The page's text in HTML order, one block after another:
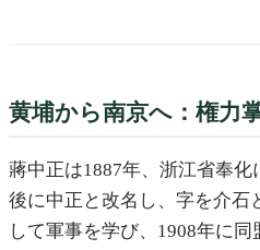
黄埔から南京へ：権力
蔣中正は1887年、浙江省奉化
後に中正と改名し、字を介石
して軍事を学び、1908年に